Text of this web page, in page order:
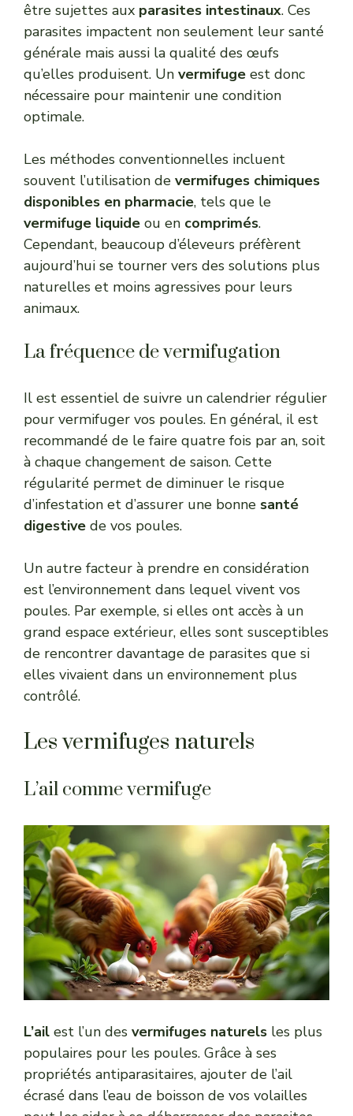
être sujettes aux parasites intestinaux. Ces
parasites impactent non seulement leur santé
générale mais aussi la qualité des œufs
qu’elles produisent. Un vermifuge est donc
nécessaire pour maintenir une condition
optimale.
Les méthodes conventionnelles incluent
souvent l’utilisation de vermifuges chimiques
disponibles en pharmacie, tels que le
vermifuge liquide ou en comprimés.
Cependant, beaucoup d’éleveurs préfèrent
aujourd’hui se tourner vers des solutions plus
naturelles et moins agressives pour leurs
animaux.
La fréquence de vermifugation
Il est essentiel de suivre un calendrier régulier
pour vermifuger vos poules. En général, il est
recommandé de le faire quatre fois par an, soit
à chaque changement de saison. Cette
régularité permet de diminuer le risque
d’infestation et d’assurer une bonne santé
digestive de vos poules.
Un autre facteur à prendre en considération
est l’environnement dans lequel vivent vos
poules. Par exemple, si elles ont accès à un
grand espace extérieur, elles sont susceptibles
de rencontrer davantage de parasites que si
elles vivaient dans un environnement plus
contrôlé.
Les vermifuges naturels
L’ail comme vermifuge
L’ail est l’un des vermifuges naturels les plus
populaires pour les poules. Grâce à ses
propriétés antiparasitaires, ajouter de l’ail
écrasé dans l’eau de boisson de vos volailles